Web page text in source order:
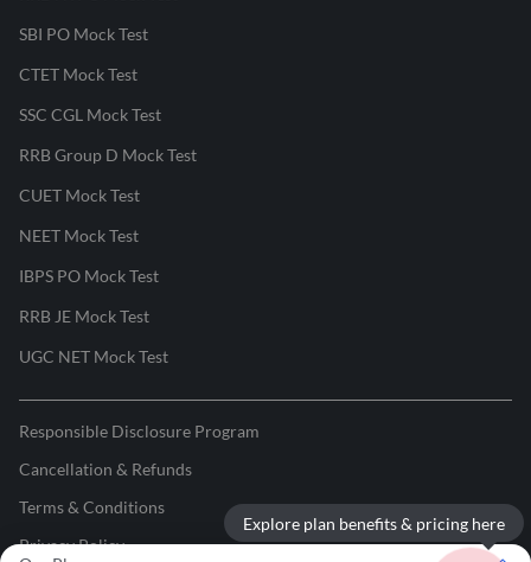
Explore plan benefits & pricing here
SBI PO Mock Test
CTET Mock Test
SSC CGL Mock Test
RRB Group D Mock Test
CUET Mock Test
NEET Mock Test
IBPS PO Mock Test
RRB JE Mock Test
UGC NET Mock Test
Responsible Disclosure Program
Cancellation & Refunds
Terms & Conditions
Privacy Policy